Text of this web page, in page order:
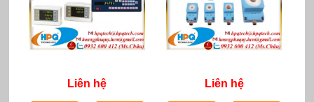
Liên hệ Liên hệ